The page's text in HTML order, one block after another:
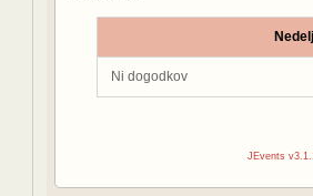
Ni dogodkov
JEvents